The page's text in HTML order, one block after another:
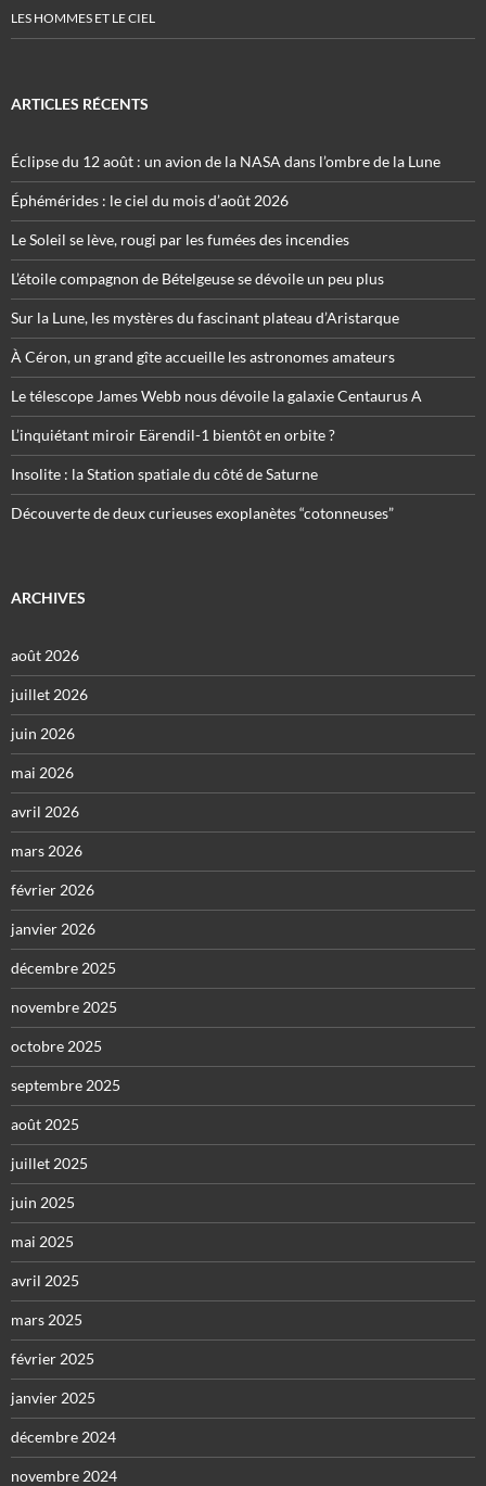
LES HOMMES ET LE CIEL
ARTICLES RÉCENTS
Éclipse du 12 août : un avion de la NASA dans l’ombre de la Lune
Éphémérides : le ciel du mois d’août 2026
Le Soleil se lève, rougi par les fumées des incendies
L’étoile compagnon de Bételgeuse se dévoile un peu plus
Sur la Lune, les mystères du fascinant plateau d’Aristarque
À Céron, un grand gîte accueille les astronomes amateurs
Le télescope James Webb nous dévoile la galaxie Centaurus A
L’inquiétant miroir Eärendil-1 bientôt en orbite ?
Insolite : la Station spatiale du côté de Saturne
Découverte de deux curieuses exoplanètes “cotonneuses”
ARCHIVES
août 2026
juillet 2026
juin 2026
mai 2026
avril 2026
mars 2026
février 2026
janvier 2026
décembre 2025
novembre 2025
octobre 2025
septembre 2025
août 2025
juillet 2025
juin 2025
mai 2025
avril 2025
mars 2025
février 2025
janvier 2025
décembre 2024
novembre 2024